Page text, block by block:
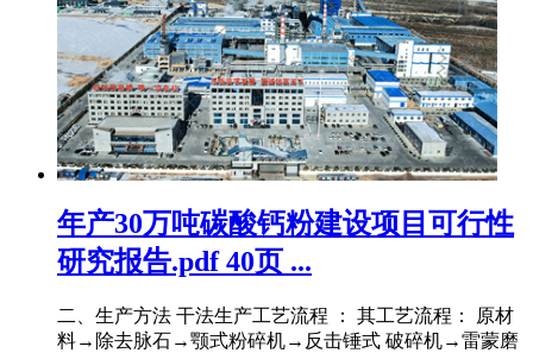
年产30万吨碳酸钙粉建设项目可行性
研究报告.pdf 40页 ...
二、生产方法 干法生产工艺流程 ： 其工艺流程： 原材
料→除去脉石→颚式粉碎机→反击锤式 破碎机→雷蒙磨